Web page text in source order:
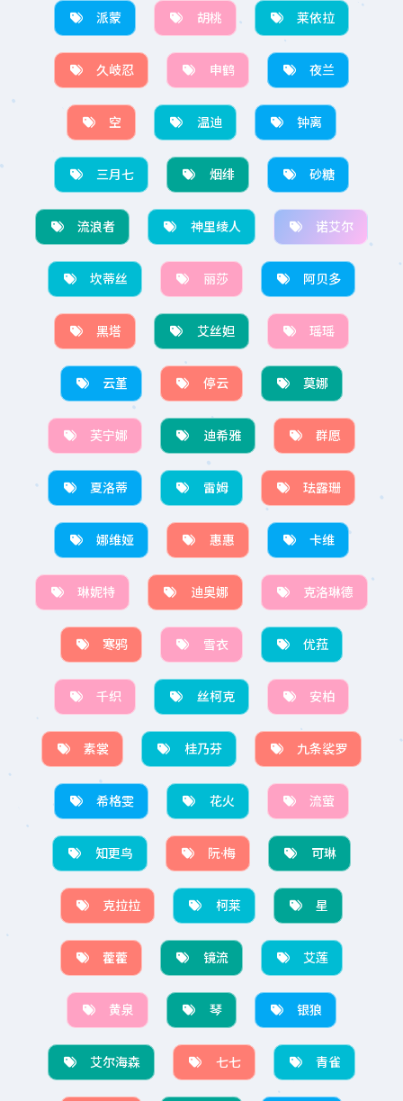
派蒙 胡桃 莱依拉
久岐忍 申鹤 夜兰
空 温迪 钟离
三月七 烟绯 砂糖
流浪者 神里绫人 诺艾尔
坎蒂丝 丽莎 阿贝多
黑塔 艾丝妲 瑶瑶
云堇 停云 莫娜
芙宁娜 迪希雅 群愿
夏洛蒂 雷姆 珐露珊
娜维娅 惠惠 卡维
琳妮特 迪奥娜 克洛琳德
寒鸦 雪衣 优菈
千织 丝柯克 安柏
素裳 桂乃芬 九条裟罗
希格雯 花火 流萤
知更鸟 阮·梅 可琳
克拉拉 柯莱 星
藿藿 镜流 艾莲
黄泉 琴 银狼
艾尔海森 七七 青雀